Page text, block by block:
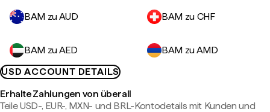
BAM zu AUD BAM zu CHF
BAM zu AED
BAM zu AMD
USD ACCOUNT DETAILS
Erhalte Zahlungen von überall
Teile USD-, EUR-, MXN- und BRL-Kontodetails mit Kunden und